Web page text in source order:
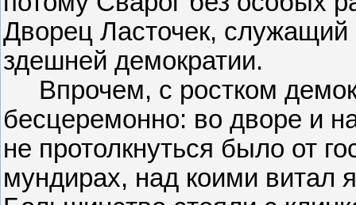
Дворец Ласточек,
здешней демократии.
Впрочем, с ростком
бесцеремонно: во дворе и
не протолкнуться было от
мундирах, над коими витал